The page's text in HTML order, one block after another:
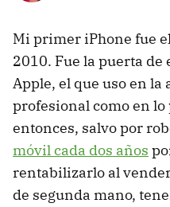
Mi primer iPhone fue
2010. Fue la puerta de
Apple, el que uso en
profesional como en lo
entonces, salvo por
móvil cada dos años
rentabilizarlo al
de segunda mano,